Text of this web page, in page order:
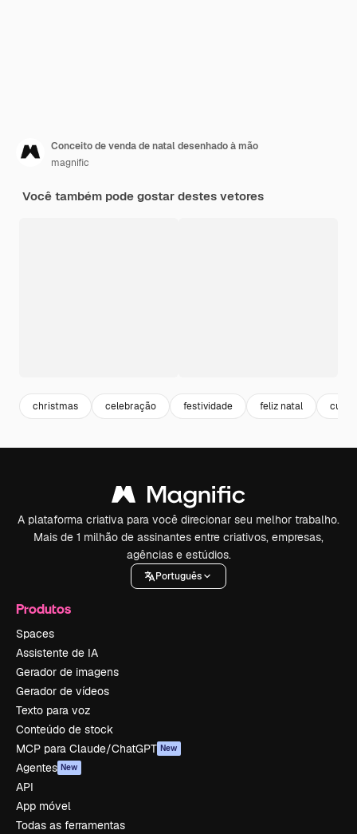
Conceito de venda de natal desenhado à mão
magnific
Você também pode gostar destes vetores
christmas celebração festividade feliz natal
A plataforma criativa para você direcionar seu melhor trabalho.
Mais de 1 milhão de assinantes entre criativos, empresas,
agências e estúdios.
Português
Produtos
Spaces
Assistente de IA
Gerador de imagens
Gerador de vídeos
Texto para voz
Conteúdo de stock
MCP para Claude/ChatGPT New
Agentes New
API
App móvel
Todas as ferramentas